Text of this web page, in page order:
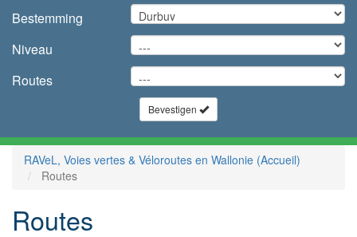
Bestemming
Niveau
Routes
Bevestigen
RAVeL, Voies vertes & Véloroutes en Wallonie (Accueil)
Routes
Routes